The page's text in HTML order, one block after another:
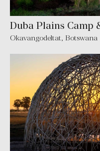
Duba Plains Camp
Okavangodeltat, Botswana